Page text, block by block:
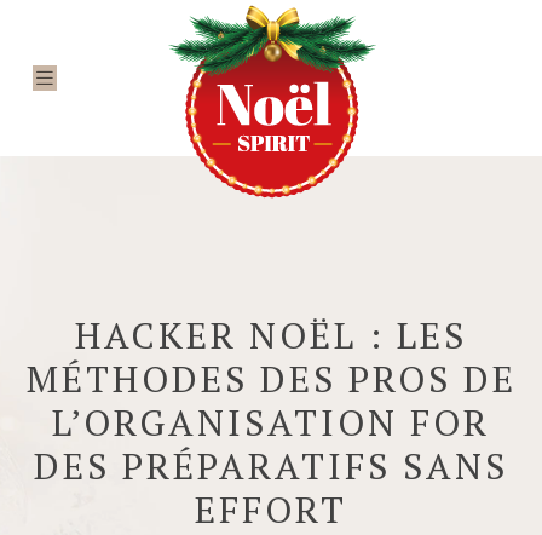
HACKER NOËL : LES
MÉTHODES DES PROS DE
L’ORGANISATION FOR
DES PRÉPARATIFS SANS
EFFORT